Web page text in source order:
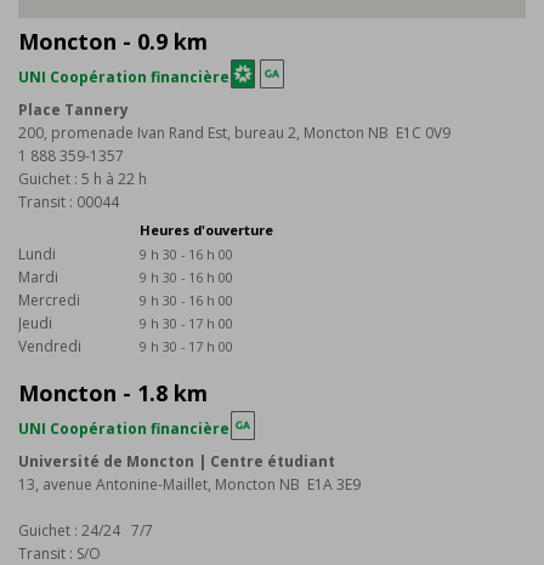
Moncton - 0.9 km
UNI Coopération financière
Place Tannery
200, promenade Ivan Rand Est, bureau 2, Moncton NB E1C 0V9
1 888 359-1357
Guichet : 5 h à 22 h
Transit : 00044
Heures d'ouverture
Lundi 9 h 30 - 16 h 00
Mardi 9 h 30 - 16 h 00
Mercredi 9 h 30 - 16 h 00
Jeudi 9 h 30 - 17 h 00
Vendredi 9 h 30 - 17 h 00
Moncton - 1.8 km
UNI Coopération financière
Université de Moncton | Centre étudiant
13, avenue Antonine-Maillet, Moncton NB E1A 3E9
Guichet : 24/24 7/7
Transit : S/O